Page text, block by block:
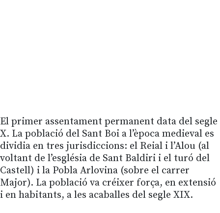
El primer assentament permanent data del segle
X. La població del Sant Boi a l’època medieval es
dividia en tres jurisdiccions: el Reial i l’Alou (al
voltant de l’església de Sant Baldiri i el turó del
Castell) i la Pobla Arlovina (sobre el carrer
Major). La població va créixer força, en extensió
i en habitants, a les acaballes del segle XIX.